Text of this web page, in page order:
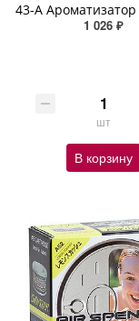
1 026 ₽
шт
В корзину